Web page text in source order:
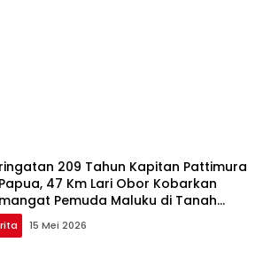
209 Tahun Kapitan Pattimura
47 Km Lari Obor Kobarkan
Pemuda Maluku di Tanah
15 Mei 2026